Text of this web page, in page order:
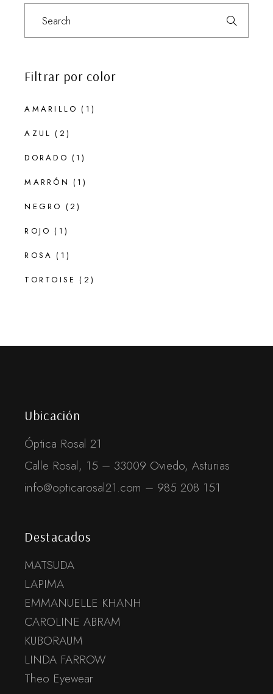
Search
Filtrar por color
AMARILLO (1)
AZUL (2)
DORADO (1)
MARRÓN (1)
NEGRO (2)
ROJO (1)
ROSA (1)
TORTOISE (2)
Ubicación
Óptica Rosal 21
Calle Rosal, 15 – 33009 Oviedo, Asturias
info@opticarosal21.com – 985 208 151
Destacados
MATSUDA
LAPIMA
EMMANUELLE KHANH
CAROLINE ABRAM
KUBORAUM
LINDA FARROW
Theo Eyewear